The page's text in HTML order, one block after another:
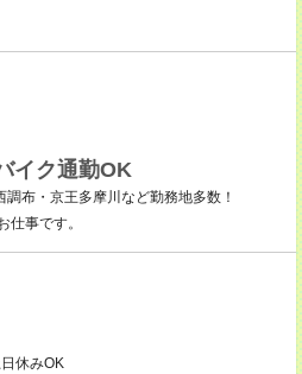
イク通勤OK
調布・京王多摩川など勤務地多数！
事です。
休みOK